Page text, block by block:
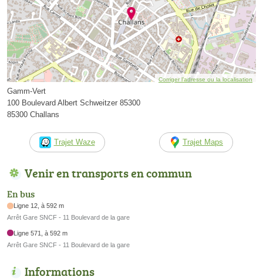
Corriger l’adresse ou la localisation
Gamm-Vert
100 Boulevard Albert Schweitzer 85300
85300 Challans
Trajet Waze Trajet Maps
Venir en transports en commun
En bus
Ligne 12, à 592 m
Arrêt Gare SNCF - 11 Boulevard de la gare
Ligne 571, à 592 m
Arrêt Gare SNCF - 11 Boulevard de la gare
Informations